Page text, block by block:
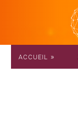
ACCUEIL »